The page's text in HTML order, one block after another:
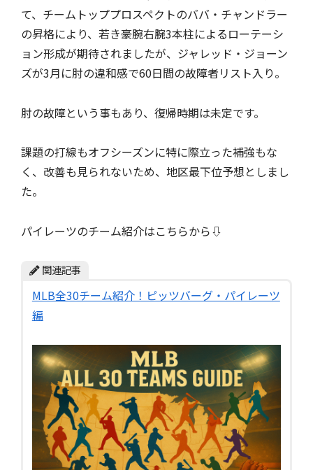
て、チームトッププロスペクトのババ・チャンドラー
の昇格により、若き豪腕右腕3本柱によるローテーシ
ョン形成が期待されましたが、ジャレッド・ジョーン
ズが3月に肘の違和感で60日間の故障者リスト入り。
肘の故障という事もあり、復帰時期は未定です。
課題の打線もオフシーズンに特に際立った補強もな
く、改善も見られないため、地区最下位予想としまし
た。
パイレーツのチーム紹介はこちらから⇩
関連記事
MLB全30チーム紹介！ピッツバーグ・パイレーツ
編